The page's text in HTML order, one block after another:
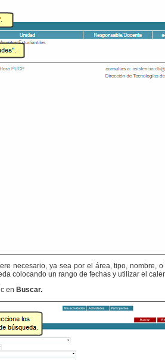
necesario, ya sea por el área, tipo, nombre,
colocando un rango de fechas y utilizar el
en Buscar.